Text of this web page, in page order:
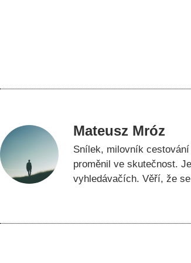
Mateusz Mróz
Snílek, milovník
proměnil ve skutečnost.
vyhledávačích. Věří, že